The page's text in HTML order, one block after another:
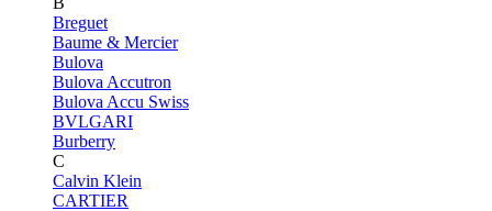
Breguet
Baume & Mercier
Bulova
Bulova Accutron
Bulova Accu Swiss
BVLGARI
Burberry
C
Calvin Klein
CARTIER